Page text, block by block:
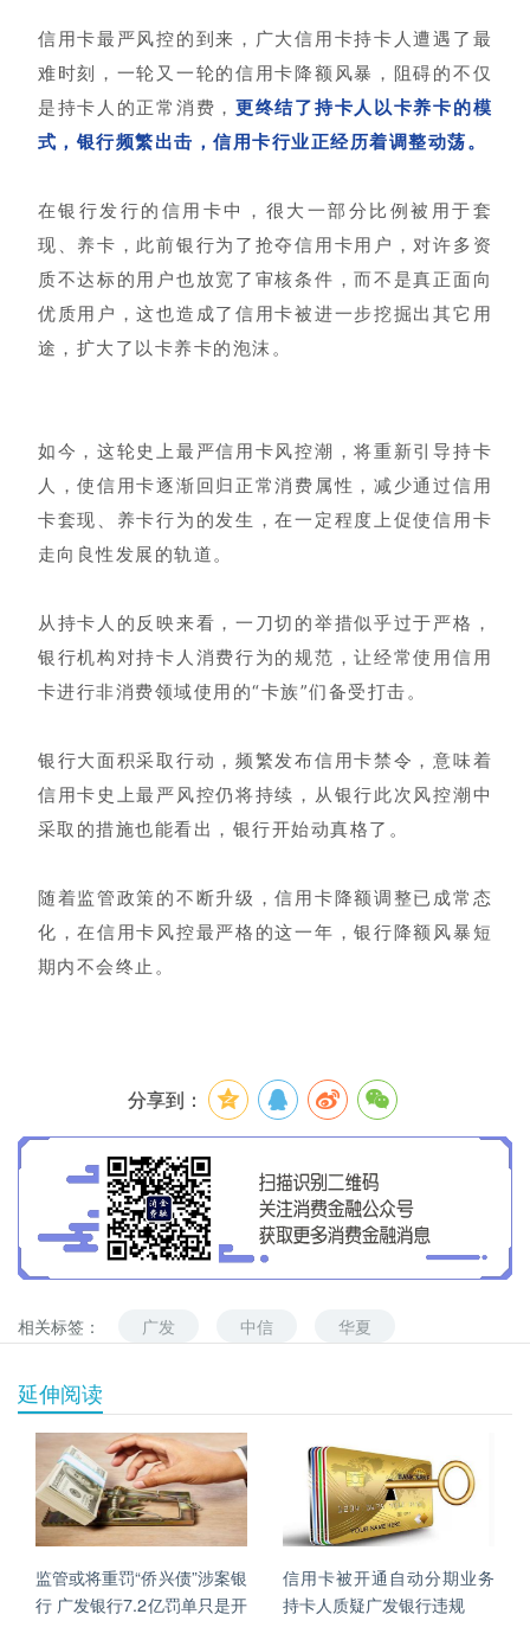
信用卡最严风控的到来，广大信用卡持卡人遭遇了最
难时刻，一轮又一轮的信用卡降额风暴，阻碍的不仅
是持卡人的正常消费，更终结了持卡人以卡养卡的模
式，银行频繁出击，信用卡行业正经历着调整动荡。
在银行发行的信用卡中，很大一部分比例被用于套
现、养卡，此前银行为了抢夺信用卡用户，对许多资
质不达标的用户也放宽了审核条件，而不是真正面向
优质用户，这也造成了信用卡被进一步挖掘出其它用
途，扩大了以卡养卡的泡沫。
如今，这轮史上最严信用卡风控潮，将重新引导持卡
人，使信用卡逐渐回归正常消费属性，减少通过信用
卡套现、养卡行为的发生，在一定程度上促使信用卡
走向良性发展的轨道。
从持卡人的反映来看，一刀切的举措似乎过于严格，
银行机构对持卡人消费行为的规范，让经常使用信用
卡进行非消费领域使用的“卡族”们备受打击。
银行大面积采取行动，频繁发布信用卡禁令，意味着
信用卡史上最严风控仍将持续，从银行此次风控潮中
采取的措施也能看出，银行开始动真格了。
随着监管政策的不断升级，信用卡降额调整已成常态
化，在信用卡风控最严格的这一年，银行降额风暴短
期内不会终止。
分享到：
相关标签： 广发 中信 华夏
延伸阅读
监管或将重罚“侨兴债”涉案银
行 广发银行7.2亿罚单只是开
信用卡被开通自动分期业务
持卡人质疑广发银行违规